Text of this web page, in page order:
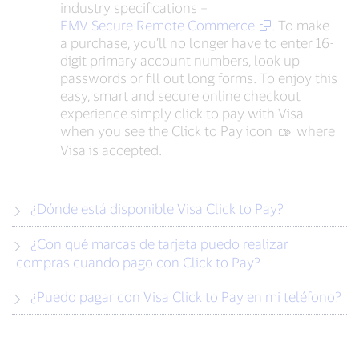
industry specifications –
EMV Secure Remote Commerce
. To make
a purchase, you’ll no longer have to enter 16-
digit primary account numbers, look up
passwords or fill out long forms. To enjoy this
easy, smart and secure online checkout
experience simply click to pay with Visa
when you see the Click to Pay icon
‍ where
Visa is accepted.
¿Dónde está disponible Visa Click to Pay?
compras cuando pago con Click to Pay?
¿Puedo pagar con Visa Click to Pay en mi teléfono?